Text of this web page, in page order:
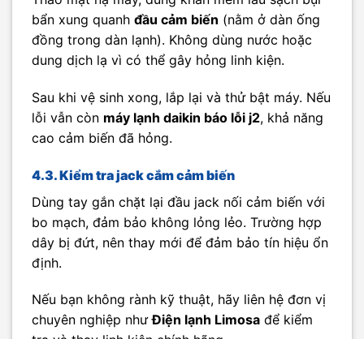
bẩn xung quanh đầu cảm biến (nằm ở dàn ống
đồng trong dàn lạnh). Không dùng nước hoặc
dung dịch lạ vì có thể gây hỏng linh kiện.
Sau khi vệ sinh xong, lắp lại và thử bật máy. Nếu
lỗi vẫn còn máy lạnh daikin báo lỗi j2, khả năng
cao cảm biến đã hỏng.
4.3. Kiểm tra jack cắm cảm biến
Dùng tay gắn chặt lại đầu jack nối cảm biến với
bo mạch, đảm bảo không lỏng lẻo. Trường hợp
dây bị đứt, nên thay mới để đảm bảo tín hiệu ổn
định.
Nếu bạn không rành kỹ thuật, hãy liên hệ đơn vị
chuyên nghiệp nhưĐiện lạnh Limosa để kiểm